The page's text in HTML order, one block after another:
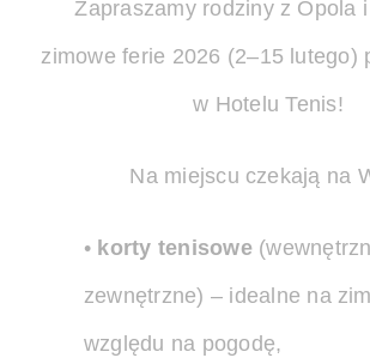
Zapraszamy rodziny z Opola
zimowe ferie 2026 (2–15 lutego)
w Hotelu Tenis!
Na miejscu czekają na
• korty tenisowe
zewnętrzne) – idealne na
względu na pogodę,